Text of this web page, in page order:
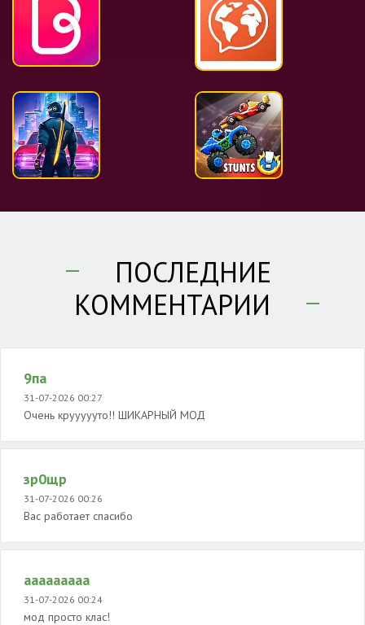
ПОСЛЕДНИЕ
КОММЕНТАРИИ
9па
31-07-2026 00:27
Очень круууууто!! ШИКАРНЫЙ МОД
зр0щр
31-07-2026 00:26
Вас работает спасибо
ааааааааа
31-07-2026 00:24
мод просто клас!